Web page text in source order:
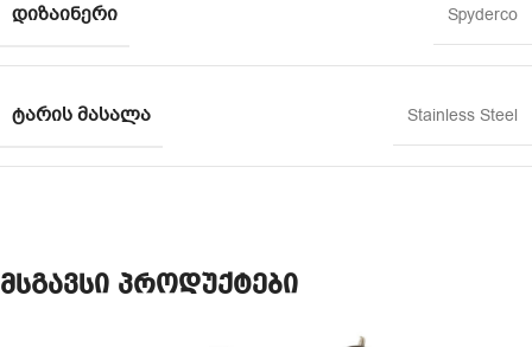
ᲓᲘᲖᲐᲘᲜᲔᲠᲘ Spyderco
ᲢᲐᲠᲘᲡ ᲛᲐᲡᲐᲚᲐ Stainless Steel
მსგავსი პროდუქტები